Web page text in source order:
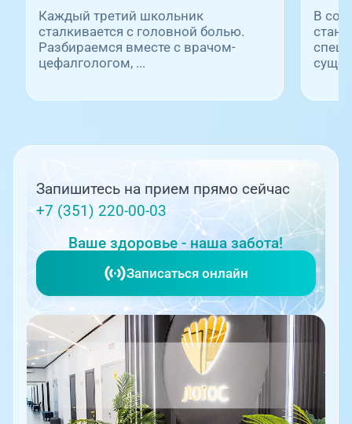
Каждый третий школьник
сталкивается с головной болью.
Разбираемся вместе с врачом-
цефалгологом, ...
В
Запишитесь на прием прямо сейчас
+7 (351) 220-00-03
Ваше здоровье - наша забота!
Записаться онлайн